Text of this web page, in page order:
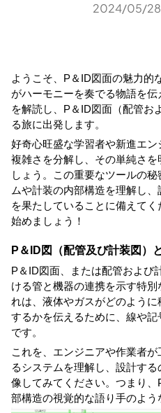
2024/05/
ようこそ、P＆ID図面の魅力的
がハーモニーを奏でる物語を
を解読し、P＆ID図面（配管お
る旅に出発します。
好奇心旺盛な学習者や新進エ
複雑さを分解し、その単純さ
しょう。この重要なツールの
ムや計装の内部構造を理解し
を果たしていることに備えて
始めましょう！
P＆ID図（配管及び計装図）
P＆ID図面、または配管および
ける管と機器の連携を示す特
れは、液体やガスがどのよう
するかを伝えるために、線や
です。
これを、エンジニアや作業者
るシステムを理解し、設計す
像してみてください。つまり
部構造の視覚的な語り手のよう